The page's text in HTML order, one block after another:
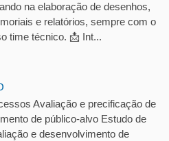
na elaboração de desenhos,
e relatórios, sempre com o
time técnico. 📩 Int...
Avaliação e precificação de
de público-alvo Estudo de
e desenvolvimento de